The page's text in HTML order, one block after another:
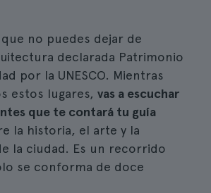
no puedes dejar de
declarada Patrimonio
por la UNESCO. Mientras
estos lugares, vas a escuchar
que te contará tu guía
la historia, el arte y la
la ciudad. Es un recorrido
se conforma de doce